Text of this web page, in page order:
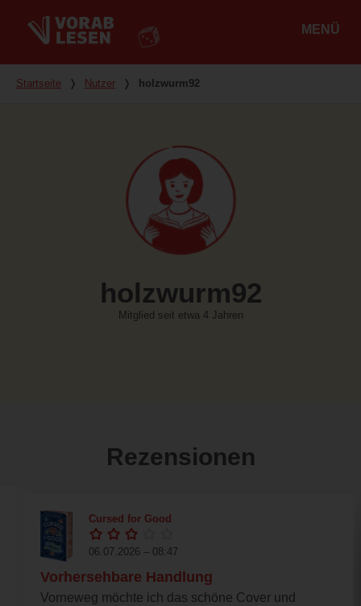
MENÜ
Du bist hier
Startseite ❭ Nutzer ❭ holzwurm92
holzwurm92
Mitglied seit etwa 4 Jahren
Rezensionen
Cursed for Good
06.07.2026 – 08:47
Vorhersehbare Handlung
Vorneweg möchte ich das schöne Cover und